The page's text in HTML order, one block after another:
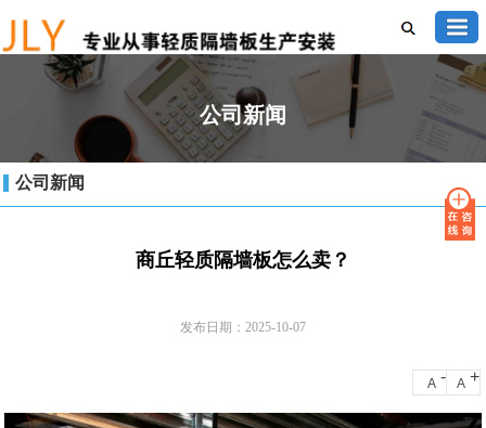
公司新闻
公司新闻
商丘轻质隔墙板怎么卖？
发布日期：2025-10-07
A - A +